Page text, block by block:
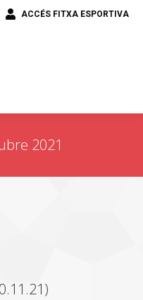
ACCÉS FITXA ESPORTIVA
2021